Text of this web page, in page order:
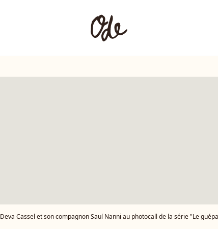
Deva Cassel et son compagnon Saul Nanni au photocall de la série "Le guépard" à Rome, le 4 mars